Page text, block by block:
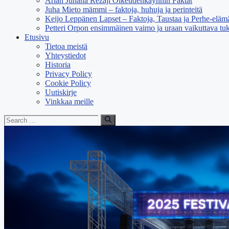
Juha Mieto mämmi – faktoja, huhuja ja perinteitä
Keijo Leppänen Lapset – Faktoja, Taustaa ja Perhe-
Petteri Orpon ensimmäinen vaimo ja uraan vaikuttava
Etusivu
Tietoa meistä
Yhteystiedot
Historia
Privacy Policy
Cookie Policy
Uutiskirje
Vinkkaa meille
Search
for: